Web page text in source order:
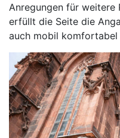
Anregungen für weitere
erfüllt die Seite die
auch mobil komfortabel